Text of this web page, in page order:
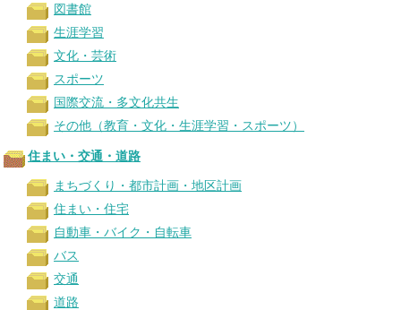
図書館
生涯学習
文化・芸術
スポーツ
国際交流・多文化共生
その他（教育・文化・生涯学習・スポーツ）
住まい・交通・道路
まちづくり・都市計画・地区計画
住まい・住宅
自動車・バイク・自転車
バス
交通
道路